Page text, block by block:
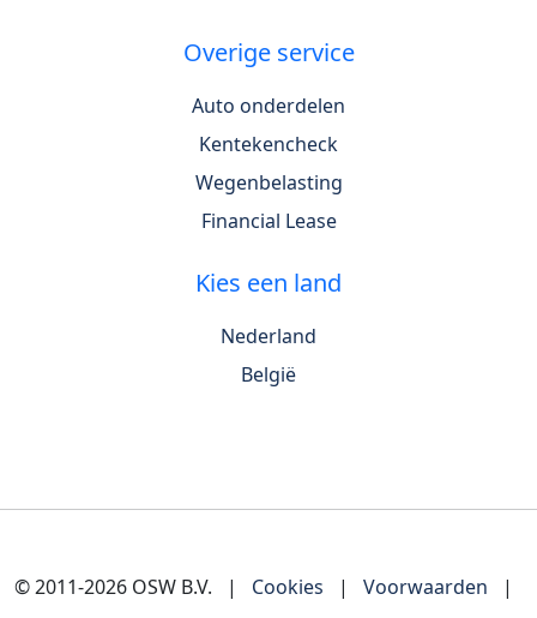
Overige service
Auto onderdelen
Kentekencheck
Wegenbelasting
Financial Lease
Kies een land
Nederland
België
© 2011-2026 OSW B.V. | Cookies | Voorwaarden
|